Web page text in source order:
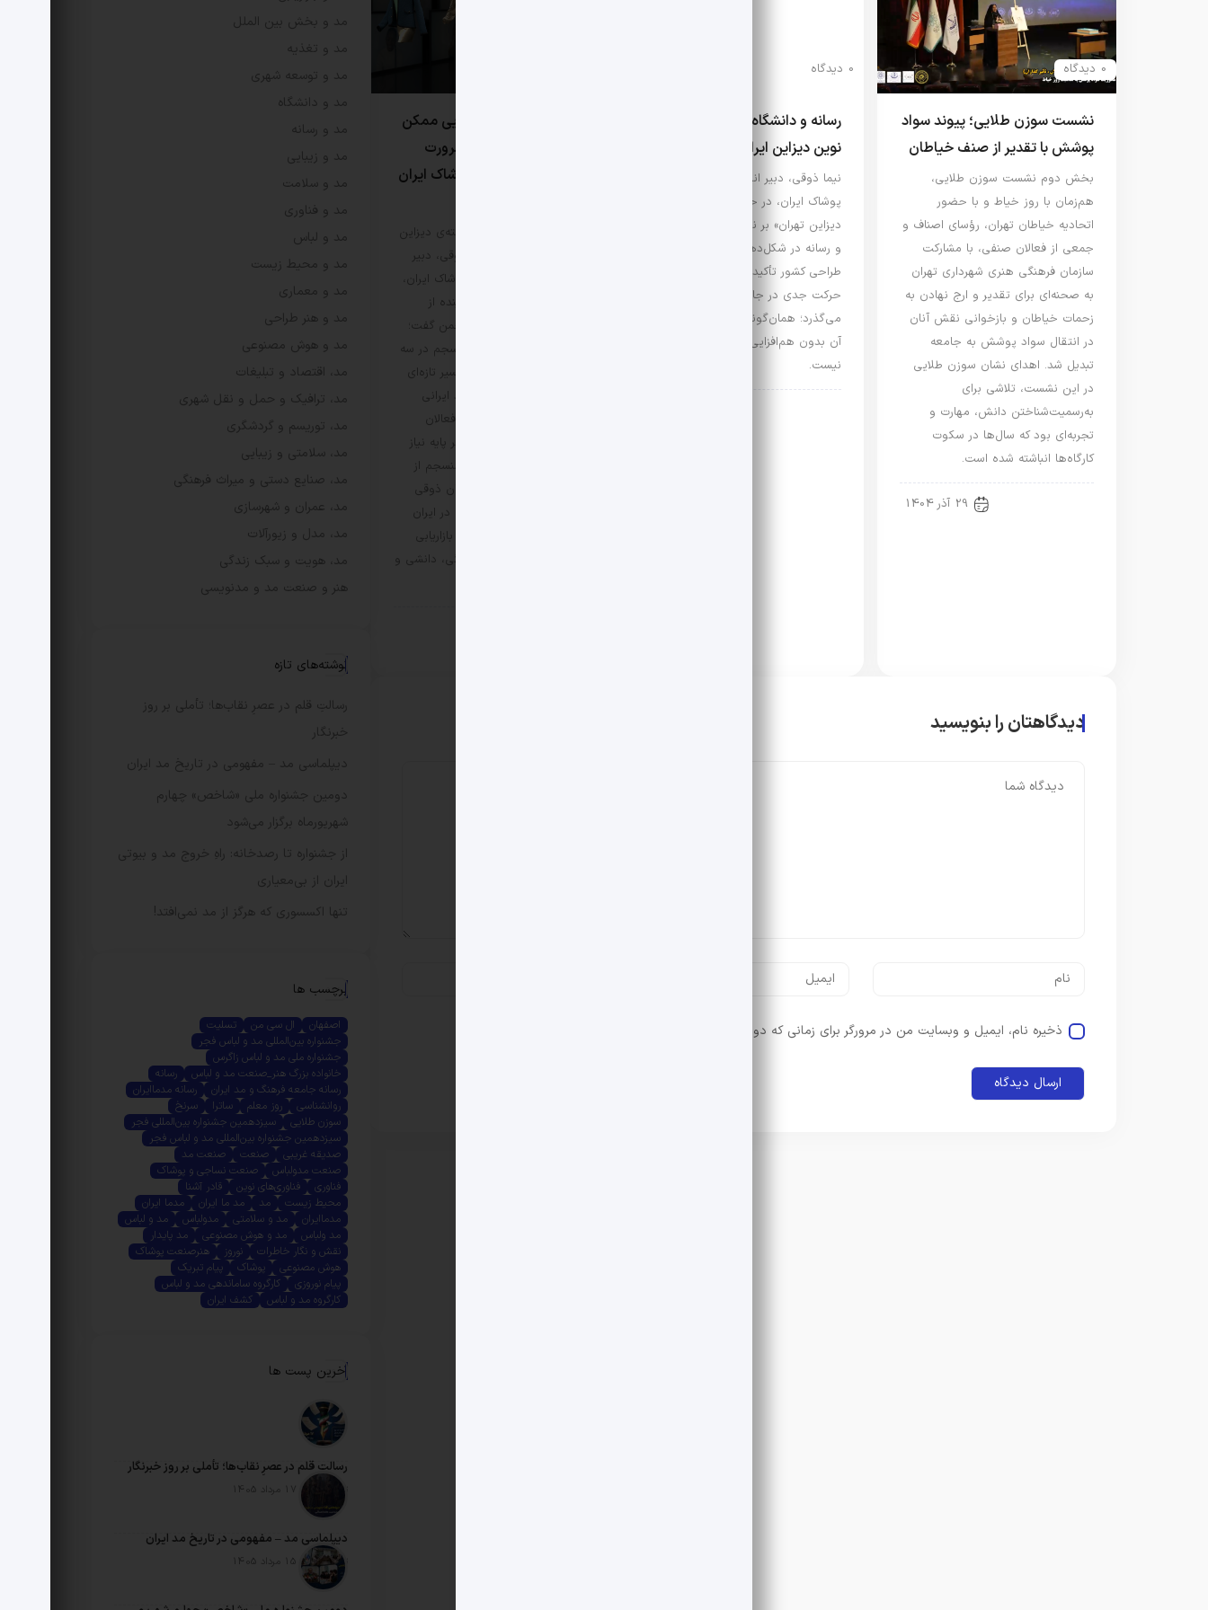
0 دیدگاه
نشست سوزن طلایی؛ پیوند سواد
پوشش با تقدیر از صنف خیاطان
بخش دوم نشست سوزن طلایی،
هم‌زمان با روز خیاط و با حضور
اتحادیه خیاطان تهران، رؤسای اصناف و
جمعی از فعالان صنفی، با مشارکت
سازمان فرهنگی هنری شهرداری تهران
به صحنه‌ای برای تقدیر و ارج نهادن به
زحمات خیاطان و بازخوانی نقش آنان
در انتقال سواد پوشش به جامعه
تبدیل شد. اهدای نشان سوزن طلایی
در این نشست، تلاشی برای
به‌رسمیت‌شناختن دانش، مهارت و
تجربه‌ای بود که سال‌ها در سکوت
کارگاه‌ها انباشته شده است.
29 آذر 1404
0 دیدگاه
رسانه و دانشگاه؛ دو بال حرکت
نوین دیزاین ایرانی
نیما ذوقی، دبیر انجمن طراحان مد و
پوشاک ایران، در حاشیه نشست «هفته
دیزاین تهران» بر نقش بنیادین آموزش
و رسانه در شکل‌دهی به زیست‌بوم
طراحی کشور تأکید کرد و گفت: آغاز هر
حرکت جدی در جامعه، از آموزش
می‌گذرد؛ همان‌گونه که تداوم و گسترش
آن بدون هم‌افزایی رسانه‌ای ممکن
نیست.
برندسازی بدون هم‌افزایی ممکن
نیست؛ نیما ذوقی از ضرورت
شبکه‌سازی برندهای پوشاک ایران
در حاشیه‌ی نشست‌های هفته‌ی دیزاین
تهران در گالری ماد، نیما ذوقی، دبیر
انجمن نشان‌های تجاری پوشاک ایران،
با نگاهی نقادانه و رو به آینده از
مهم‌ترین مأموریت‌های انجمن گفت؛
مجموعه‌ای از تلاش‌های منسجم در سه
محور اصلی که قرار است مسیر تازه‌ای
برای رشد و هویت‌یابی برند ایرانی
ترسیم کند: هم‌افزایی میان فعالان
صنعت، آموزش تخصصی بر پایه نیاز
واقعی بازار، و مطالبه‌گری منسجم از
نهادهای سیاست‌گذار. سخنان ذوقی
یادآور آن است که برندسازی در ایران
دیگر تنها مسئله‌ی زیبایی و بازاریابی
نیست، بلکه ضرورتی فرهنگی، دانشی و
دیدگاهتان را بنویسید
ذخیره نام، ایمیل و وبسایت من در مرورگر برای زمانی که دوباره دیدگاهی می‌نویسم.
مد و بخش بین الملل
مد و تغذیه
مد و توسعه شهری
مد و دانشگاه
مد و رسانه
مد و زیبایی
مد و سلامت
مد و فناوری
مد و لباس
مد و محیط زیست
مد و معماری
مد و هنر طراحی
مد و هوش مصنوعی
مد، اقتصاد و تبلیغات
مد، ترافیک و حمل و نقل شهری
مد، توریسم و گردشگری
مد، سلامتی و زیبایی
مد، صنایع دستی و میراث فرهنگی
مد، عمران و شهرسازی
مد، مدل و زیورآلات
مد، هویت و سبک زندگی
هنر و صنعت مد و مدنویسی
نوشته‌های تازه
رسالتِ قلم در عصرِ نقاب‌ها؛ تأملی بر روز
خبرنگار
دیپلماسی مد – مفهومی در تاریخ مد ایران
دومین جشنواره ملی «شاخص» چهارم
شهریورماه برگزار می‌شود
از جشنواره تا رصدخانه: راهِ خروج مد و بیوتی
ایران از بی‌معیاری
تنها اکسسوری که هرگز از مد نمی‌افتد!
برچسب ها
اصفهان ال سی من
تسلیت
جشنواره بین‌المللی مد و لباس فجر
جشنواره ملی مد و لباس زاگرس
خانواده بزرگ هنر_صنعت مد و لباس
رسانه
رسانه جامعه فرهنگ و مد ایران
رسانه مدماایران
روانشناسی
روز معلم ساترا
سرنخ
سوزن طلایی
سیزدهمین جشنواره بین‌المللی فجر
سیزدهمین جشنواره بین‌المللی مد و لباس فجر
صدیقه غریبی
صنعت
صنعت مد
صنعت مدولباس
صنعت نساجی و پوشاک
فناوری
فناوری‌های نوین
قادر آشنا
محیط زیست
مد مد ما ایران
مدما ایران
مدماایران
مد و سلامتی مدولباس
مد و لباس
مد ولباس
مد و هوش مصنوعی
مد پایدار
نقش و نگار خاطرات
نوروز
هنرصنعت پوشاک
هوش مصنوعی
پوشاک
پیام تبریک
پیام نوروزی
کارگروه ساماندهی مد و لباس
کارگروه مد و لباس
کشف ایران
آخرین پست ها
رسالتِ قلم در عصرِ نقاب‌ها؛ تأملی بر روز خبرنگار
تاریخ انتشار: 17 مرداد 1405
دیپلماسی مد – مفهومی در تاریخ مد ایران
تاریخ انتشار: 15 مرداد 1405